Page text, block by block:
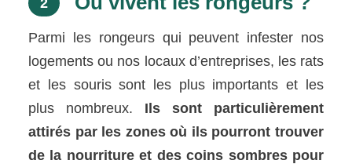
Parmi les rongeurs qui peuvent infester nos
logements ou nos locaux d’entreprises, les rats
et les souris sont les plus importants et les
plus nombreux. Ils sont particulièrement
attirés par les zones où ils pourront trouver
de la nourriture et des coins sombres pour